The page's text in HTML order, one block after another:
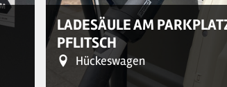
LADESÄULE AM
PFLITSCH
Hückeswagen